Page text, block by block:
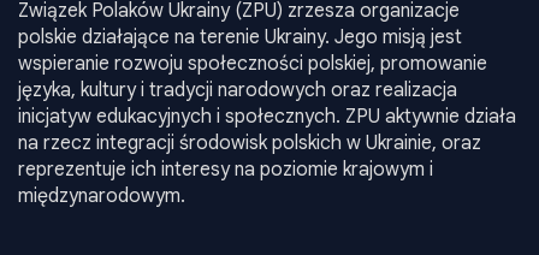
Związek Polaków Ukrainy (ZPU) zrzesza organizacje
polskie działające na terenie Ukrainy. Jego misją jest
wspieranie rozwoju społeczności polskiej, promowanie
języka, kultury i tradycji narodowych oraz realizacja
inicjatyw edukacyjnych i społecznych. ZPU aktywnie działa
na rzecz integracji środowisk polskich w Ukrainie, oraz
reprezentuje ich interesy na poziomie krajowym i
międzynarodowym.